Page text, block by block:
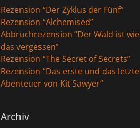
Rezension “Der Zyklus der Fünf”
Rezension “Alchemised”
Abbruchrezension “Der Wald ist wie
das vergessen”
Rezension “The Secret of Secrets”
Rezension “Das erste und das letzte
Abenteuer von Kit Sawyer”
Archiv